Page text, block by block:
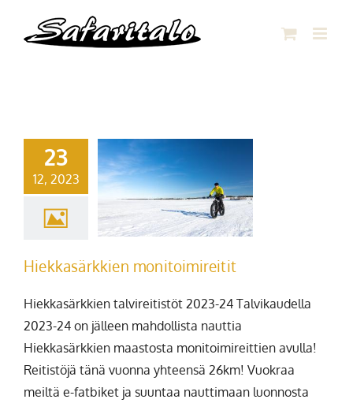
23
12, 2023
Hiekkasärkkien monitoimireitit
Hiekkasärkkien talvireitistöt 2023-24 Talvikaudella
2023-24 on jälleen mahdollista nauttia
Hiekkasärkkien maastosta monitoimireittien avulla!
Reitistöjä tänä vuonna yhteensä 26km! Vuokraa
meiltä e-fatbiket ja suuntaa nauttimaan luonnosta